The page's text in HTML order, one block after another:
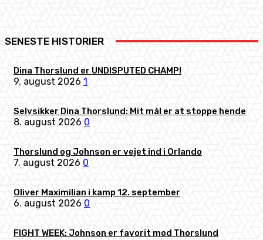
SENESTE HISTORIER
Dina Thorslund er UNDISPUTED CHAMP!
9. august 2026 1
Selvsikker Dina Thorslund: Mit mål er at stoppe hende
8. august 2026 0
Thorslund og Johnson er vejet ind i Orlando
7. august 2026 0
Oliver Maximilian i kamp 12. september
6. august 2026 0
FIGHT WEEK: Johnson er favorit mod Thorslund